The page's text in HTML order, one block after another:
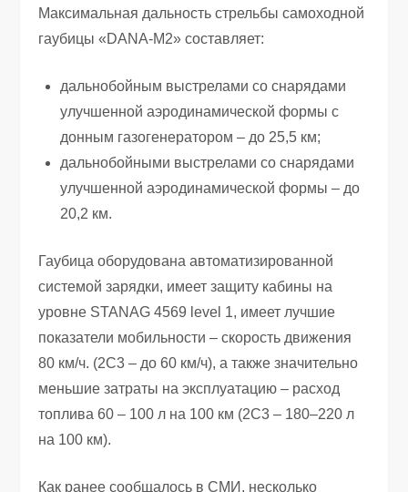
Максимальная дальность стрельбы самоходной
гаубицы «DANA-М2» составляет:
дальнобойным выстрелами со снарядами
улучшенной аэродинамической формы с
донным газогенератором – до 25,5 км;
дальнобойными выстрелами со снарядами
улучшенной аэродинамической формы – до
20,2 км.
Гаубица оборудована автоматизированной
системой зарядки, имеет защиту кабины на
уровне STANAG 4569 level 1, имеет лучшие
показатели мобильности – скорость движения
80 км/ч. (2С3 – до 60 км/ч), а также значительно
меньшие затраты на эксплуатацию – расход
топлива 60 – 100 л на 100 км (2С3 – 180–220 л
на 100 км).
Как ранее сообщалось в СМИ, несколько